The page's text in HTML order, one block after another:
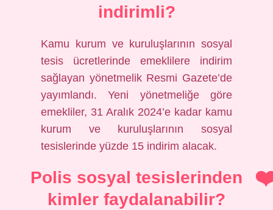
indirimli?
Kamu kurum ve kuruluşlarının sosyal
tesis ücretlerinde emeklilere indirim
sağlayan yönetmelik Resmi Gazete’de
yayımlandı. Yeni yönetmeliğe göre
emekliler, 31 Aralık 2024’e kadar kamu
kurum ve kuruluşlarının sosyal
tesislerinde yüzde 15 indirim alacak.
Polis sosyal tesislerinden
kimler faydalanabilir?